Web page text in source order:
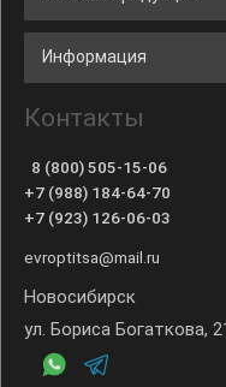
Информация
Контакты
8 (800) 505-15-06
+7 (988) 184-64-70
+7 (923) 126-06-03
evroptitsa@mail.ru
Новосибирск
ул. Бориса Богаткова,